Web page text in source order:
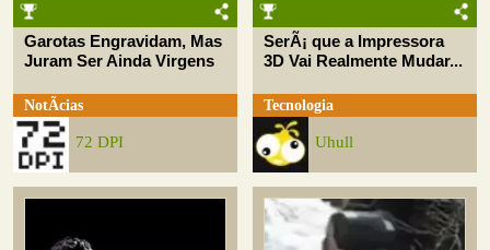
Garotas Engravidam, Mas
Juram Ser Ainda Virgens
NotÃ­cias
72 DPI
SerÃ¡ que a Impressora
3D Vai Realmente Mudar...
Tecnologia
Uhull